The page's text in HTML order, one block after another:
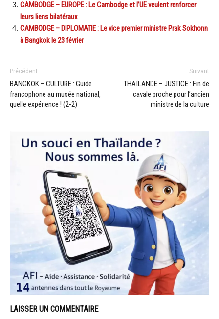
CAMBODGE – EUROPE : Le Cambodge et l’UE veulent renforcer
leurs liens bilatéraux
CAMBODGE – DIPLOMATIE : Le vice premier ministre Prak Sokhonn
à Bangkok le 23 février
Précédent
BANGKOK – CULTURE : Guide
francophone au musée national,
quelle expérience ! (2-2)
Suivant
THAÏLANDE – JUSTICE : Fin de
cavale proche pour l’ancien
ministre de la culture
LAISSER UN COMMENTAIRE